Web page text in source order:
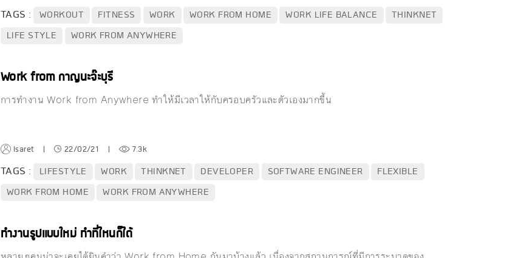
TAGS : WORKOUT FITNESS WORK WORK FROM HOME WORK LIFE BALANCE
THINKNET
LIFE STYLE
WORK FROM ANYWHERE
Work from กาญนะจ๊ะบุรี
การทำงาน Work from Anywhere ทำให้มีเวลาให้กับครอบครัวและตัวเองมากขึ้น
Isaret | 22/02/21 | 7.3k
TAGS : LIFESTYLE WORK THINKNET DEVELOPER SOFTWARE ENGINEER
FLEXIBLE
WORK FROM HOME
WORK FROM ANYWHERE
ทำงานรูปแบบใหม่ ทำที่ไหนก็ได้